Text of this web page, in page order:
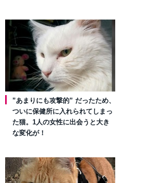
”あまりにも攻撃的” だったため、
ついに保健所に入れられてしまっ
た猫。1人の女性に出会うと大き
な変化が！